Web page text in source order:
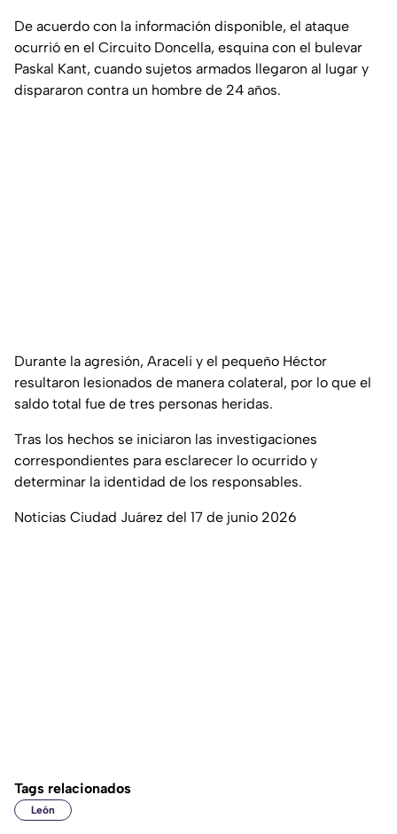
De acuerdo con la información disponible, el ataque
ocurrió en el Circuito Doncella, esquina con el bulevar
Paskal Kant, cuando sujetos armados llegaron al lugar y
dispararon contra un hombre de 24 años.
Durante la agresión, Araceli y el pequeño Héctor
resultaron lesionados de manera colateral, por lo que el
saldo total fue de tres personas heridas.
Tras los hechos se iniciaron las investigaciones
correspondientes para esclarecer lo ocurrido y
determinar la identidad de los responsables.
Noticias Ciudad Juárez del 17 de junio 2026
Tags relacionados
León